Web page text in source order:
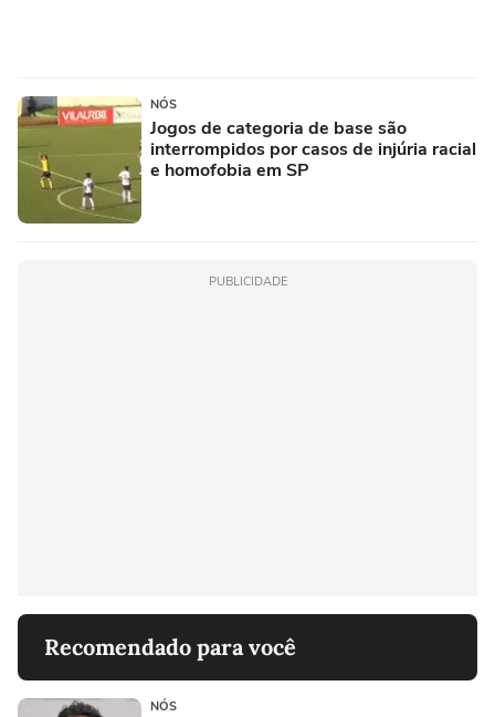
NÓS
Jogos de categoria de base são
interrompidos por casos de injúria racial
e homofobia em SP
PUBLICIDADE
Recomendado para você
NÓS